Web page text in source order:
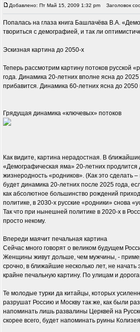
Добавлено: Пт Май 15, 2009 1:32 pm Заголовок
Попалась на глаза книга Башлачёва В.А.
твориться с демографией, и так ли
Эскизная картина до 2050-х
Теперь рассмотрим картину потоков русской
года. Динамика 20-летних вполне ясна до
прибавится. Динамика 60-летних ясна до
Грядущая динамика «ключевых» потоков
Как видите, картина нерадостная. В
«Демографическая яма» 20-летних
жизнеродность «родников». (Как это сделать
будет динамика 20-летних после 2025 года,
как абсолютное большинство рождений
политике, в 2030-х русские «родники» снова
Так что при нынешней политике в 2020-х в
просто некому.
Впереди маячит печальная картина
Сейчас много говорят о великом будущем
Женщины живут дольше, чем мужчины, -
срочно, в ближайшие несколько лет, не начать
крайне печальную картину. По улицам и
Те молодые турки да китайцы, которых
разрушат Россию и Москву так же, как были
напоминать лишь развалины Церквей на
скорее всего, будет напоминать руины